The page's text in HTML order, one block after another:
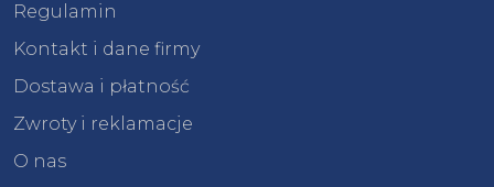
Regulamin
Kontakt i dane firmy
Dostawa i płatność
Zwroty i reklamacje
O nas